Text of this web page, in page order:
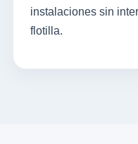
instalaciones sin
flotilla.